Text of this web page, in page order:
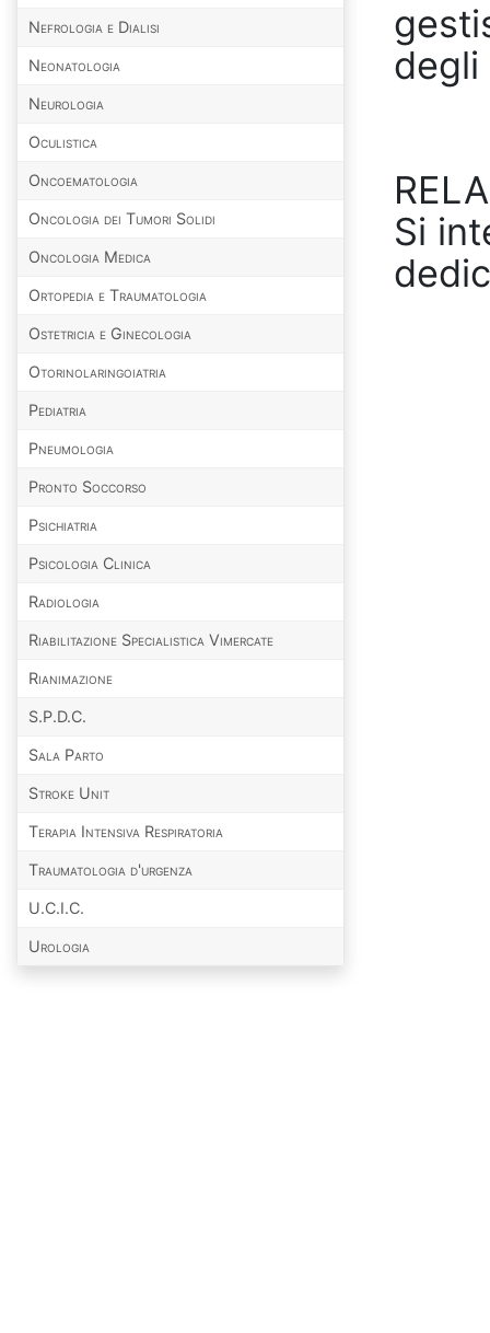
Nefrologia e Dialisi
Neonatologia
Neurologia
Oculistica
Oncoematologia
Oncologia dei Tumori Solidi
Oncologia Medica
Ortopedia e Traumatologia
Ostetricia e Ginecologia
Otorinolaringoiatria
Pediatria
Pneumologia
Pronto Soccorso
Psichiatria
Psicologia Clinica
Radiologia
Riabilitazione Specialistica Vimercate
Rianimazione
S.P.D.C.
Sala Parto
Stroke Unit
Terapia Intensiva Respiratoria
Traumatologia d'urgenza
U.C.I.C.
Urologia
Si